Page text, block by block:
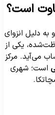
است؟
و به دلیل انزوای
یکی از
مرکز
شهری